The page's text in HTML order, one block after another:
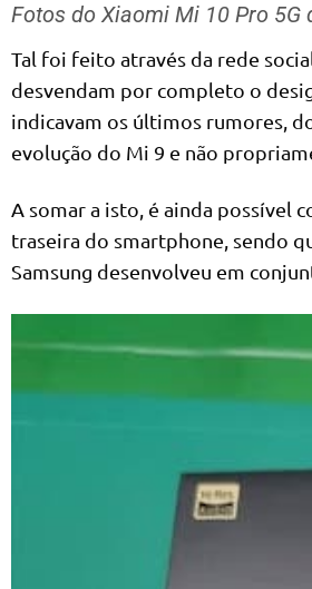
Fotos do Xiaomi Mi 10 Pro
Tal foi feito através da rede
desvendam por completo o
indicavam os últimos rumores,
evolução do Mi 9 e não
A somar a isto, é ainda possível
traseira do smartphone, sendo
Samsung desenvolveu em